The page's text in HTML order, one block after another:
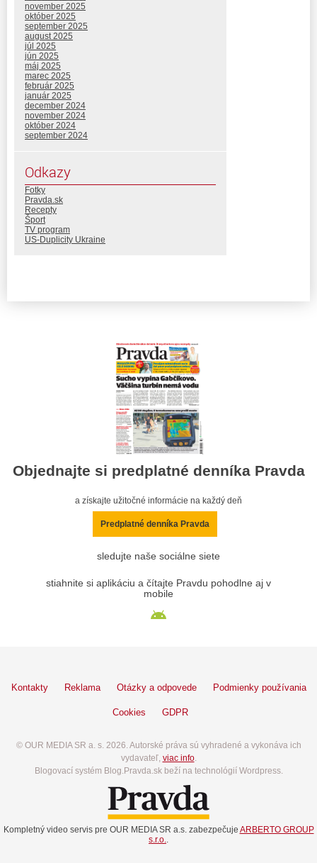
november 2025
október 2025
september 2025
august 2025
júl 2025
jún 2025
máj 2025
marec 2025
február 2025
január 2025
december 2024
november 2024
október 2024
september 2024
Odkazy
Fotky
Pravda.sk
Recepty
Šport
TV program
US-Duplicity Ukraine
Objednajte si predplatné denníka Pravda
a získajte užitočné informácie na každý deň
Predplatné denníka Pravda
sledujte naše sociálne siete
stiahnite si aplikáciu a čítajte Pravdu pohodlne aj v
mobile
Kontakty Reklama Otázky a odpovede Podmienky používania
Cookies GDPR
© OUR MEDIA SR a. s. 2026. Autorské práva sú vyhradené a vykonáva ich
vydavateľ, viac info.
Blogovací systém Blog.Pravda.sk beží na technológií Wordpress.
Kompletný video servis pre OUR MEDIA SR a.s. zabezpečuje ARBERTO GROUP
s.r.o.